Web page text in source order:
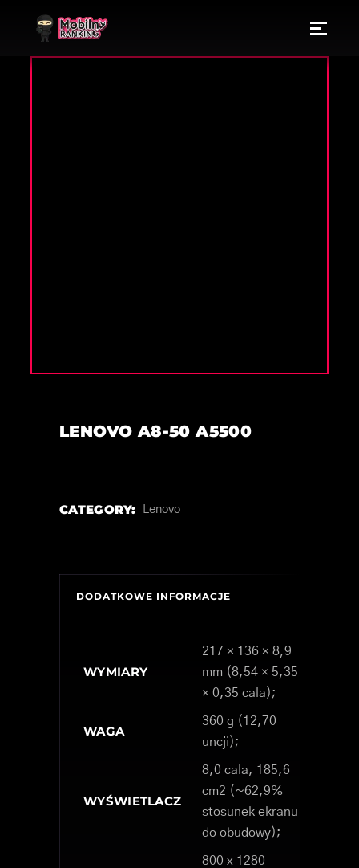
LENOVO A8-50 A5500
CATEGORY: Lenovo
DODATKOWE INFORMACJE
WYMIARY
217 × 136 × 8,9
mm (8,54 × 5,35
× 0,35 cala);
WAGA
360 g (12,70
uncji);
WYŚWIETLACZ
8,0 cala, 185,6
cm2 (~62,9%
stosunek ekranu
do obudowy);
800 x 1280